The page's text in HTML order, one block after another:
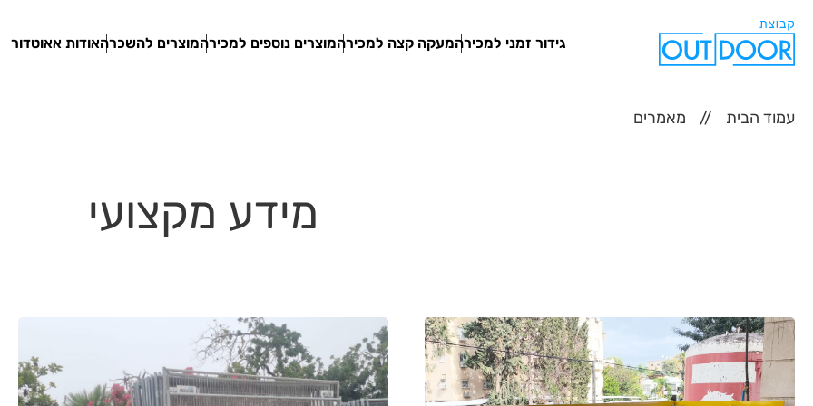
גידור זמני למכירהמעקה קצה למכירהמוצרים נוספים למכירהמוצרים להשכרהאודות אאוטדור
עמוד הבית מאמרים
מידע מקצועי